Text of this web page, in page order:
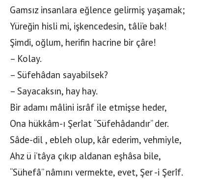
Gamsız insanlara eğlence gelirmiş yaşamak;
Yüreğin hisli mi, işkencedesin, tâli’e bak!
Şimdi, oğlum, herifin hacrine bir çâre!
– Kolay.
– Süfehâdan sayabilsek?
– Sayacaksın, hay hay.
Bir adamı mâlini isrâf ile etmişse heder,
Ona hükkâm-ı Şerîat “Süfehâdandır” der.
Sâde-dil , ebleh olup, kâr ederim, vehmiyle,
Ahz ü i’tâya çıkıp aldanan eşhâsa bile,
“Sühefâ” nâmını vermekte, evet, Şer -i Şerîf.